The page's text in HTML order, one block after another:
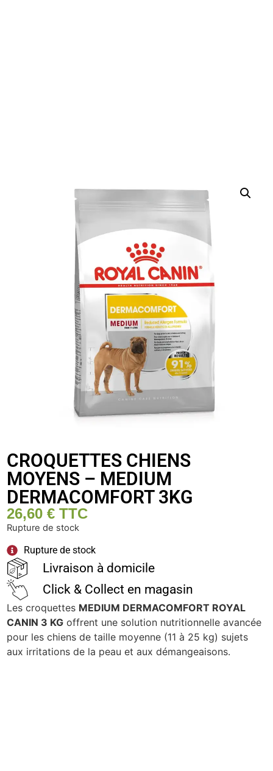
CROQUETTES CHIENS
MOYENS – MEDIUM
DERMACOMFORT 3KG
26,60€ TTC
Rupture de stock
Rupture de stock
Livraison à domicile
Click & Collect en magasin
Les croquettes MEDIUM DERMACOMFORT ROYAL
CANIN 3 KG offrent une solution nutritionnelle avancée
pour les chiens de taille moyenne (11 à 25 kg) sujets
aux irritations de la peau et aux démangeaisons.